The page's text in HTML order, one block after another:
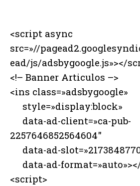
<script async
src=»//
ead/js/adsbygoogle.js»></
<!– Banner Articulos –>
<ins class=»adsbygoogle»
style=»display:block»
data-ad-client=»ca-pub-
2257646852564604″
data-ad-
data-ad-
<script>